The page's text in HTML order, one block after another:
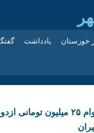
خوزستان یادداشت
️ثبت نام وام ۲۵ میلیون